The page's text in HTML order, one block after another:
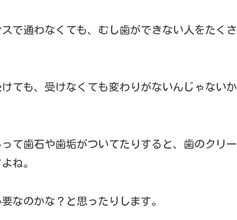
で通わなくても、むし歯ができない人をたくさ
ても、受けなくても変わりがないんじゃないか
て歯石や歯垢がついてたりすると、歯のクリー
ね。
なのかな？と思ったりします。